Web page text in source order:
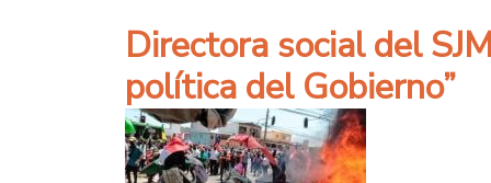
Directora social del
política del Gobierno”